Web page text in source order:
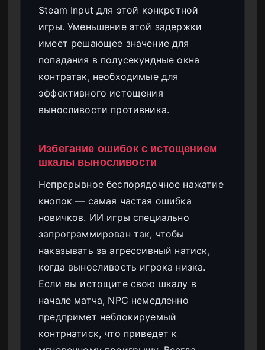
Steam Input для этой конкретной
игры. Уменьшение этой задержки
имеет решающее значение для
попадания в полусекундные окна
контратак, необходимые для
эффективного истощения
выносливости противника.
Избегание ошибок с истощением
шкалы выносливости
Непрерывное беспорядочное нажатие
кнопок — самая частая ошибка
новичков. ИИ игры специально
запрограммирован так, чтобы
наказывать за агрессивный натиск,
когда выносливость игрока низка.
Если вы истощите свою шкалу в
начале матча, NPC немедленно
предпримет неблокируемый
контрнатиск, что приведет к